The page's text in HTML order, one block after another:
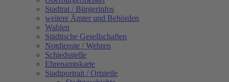
Stadtrat / Bürgerinfos
weitere Ämter und Behörden
Wahlen
Städtische Gesellschaften
Notdienste / Wehren
Schiedsstelle
Ehrenamtskarte
Stadtportrait / Ortsteile